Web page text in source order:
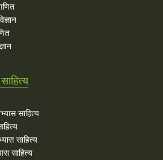
साहित्य
साहित्य
साहित्य